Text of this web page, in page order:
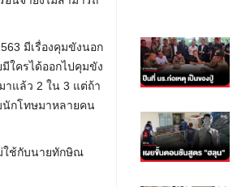
มีเรื่องคุมขังนอก
ใครได้ออกไปคุมขัง
าแล้ว 2 ใน 3 แต่ถ้า
นักโทษมาหลายคน
ใช้กับนายทักษิณ